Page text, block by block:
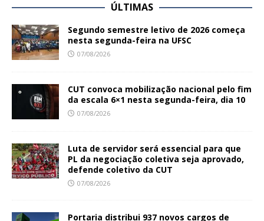
ÚLTIMAS
Segundo semestre letivo de 2026 começa
nesta segunda-feira na UFSC
07/08/2026
CUT convoca mobilização nacional pelo fim
da escala 6×1 nesta segunda-feira, dia 10
07/08/2026
Luta de servidor será essencial para que
PL da negociação coletiva seja aprovado,
defende coletivo da CUT
07/08/2026
Portaria distribui 937 novos cargos de